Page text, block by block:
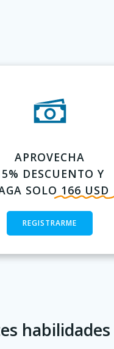
APROVECHA
DESCUENTO Y
SOLO 166 USD
REGISTRARME
habilidades